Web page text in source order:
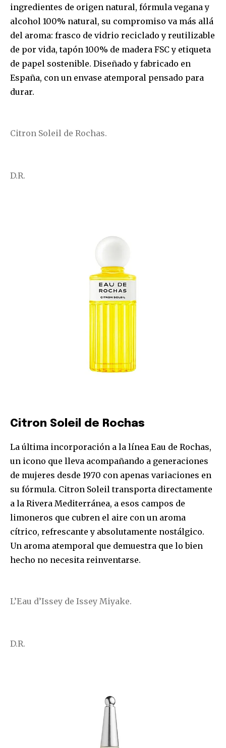
Para suscribirte, solo escribe tu dirección de correo eletrónico
respetamos tu privacidad y no enviaremos correo basura a tu
INBOX. Tu información está segura con nosotros.
SUSCRIBIR
Acepto la Política de Privacidad.
Seguidores Seguidores
ingredientes de origen natural, fórmula vegana y
alcohol 100% natural, su compromiso va más allá
del aroma: frasco de vidrio reciclado y reutilizable
de por vida, tapón 100% de madera FSC y etiqueta
de papel sostenible. Diseñado y fabricado en
España, con un envase atemporal pensado para
durar.
Citron Soleil de Rochas.
D.R.
Citron Soleil de Rochas
La última incorporación a la línea Eau de Rochas,
un icono que lleva acompañando a generaciones
de mujeres desde 1970 con apenas variaciones en
su fórmula. Citron Soleil transporta directamente
a la Rivera Mediterránea, a esos campos de
limoneros que cubren el aire con un aroma
cítrico, refrescante y absolutamente nostálgico.
Un aroma atemporal que demuestra que lo bien
hecho no necesita reinventarse.
L’Eau d’Issey de Issey Miyake.
D.R.